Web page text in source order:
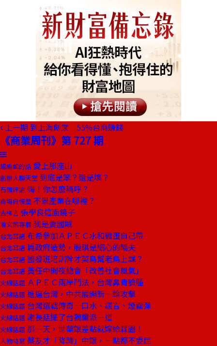
上一期 到上海創業 55%台商賺錢
《商業周刊》第 727 期
總編輯的話 愛上那座山
創辦人聊天室 到底是笨？還是壞？
石頭評論 嗨！你怎麼稱呼？
商場自慢塾 不景產業在哪裡？
去梯言 張學良這面鏡子
陳文茜專欄 我是賣國賊
台北耳語 布希參加ＡＰＥＣ水和雞蛋自己帶
台北耳語 扁政府造勢，殷琪是細心的轎夫
台北耳語 國發班培訓幹才菜鳥幫老鳥上課？
台北耳語 黃任中開夜總會「改善社會風氣」
火線話題 ＡＰＥＣ兩岸鬥法，台灣鼻青臉腫
火線話題 進逼台灣，中共展開新一輪攻擊
火線話題 台灣選戰傳奇─口水、謊言、煙霧彈
火線話題 謝長廷擺了台獨鷹派一道
火線話題 那一天，世華銀差點就嫁給霖園！
人物特寫 蔡友才「降轉」中銀，一點都不委屈